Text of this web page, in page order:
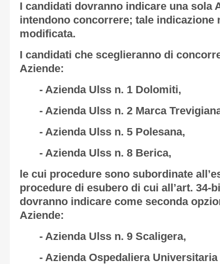
I candidati dovranno indicare una sola
intendono concorrere; tale indicazione
modificata.
I candidati che sceglieranno di
Aziende:
- Azienda Ulss n. 1 Dolomiti,
- Azienda Ulss n. 2 Marca
- Azienda Ulss n. 5 Polesana,
- Azienda Ulss n. 8 Berica,
le cui procedure sono subordinate
procedure di esubero di cui all’art. 34-
dovranno indicare come seconda
Aziende:
- Azienda Ulss n. 9 Scaligera,
- Azienda Ospedaliera